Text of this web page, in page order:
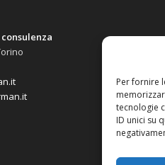
Per fornire
tecnologie
ID unici su